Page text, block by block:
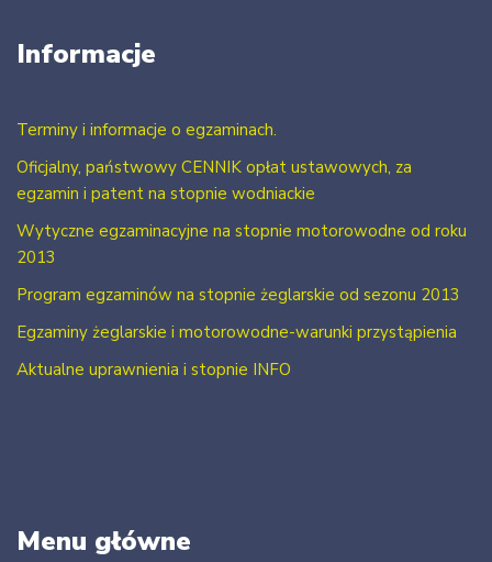
Informacje
Terminy i informacje o egzaminach.
Oficjalny, państwowy CENNIK opłat ustawowych, za
egzamin i patent na stopnie wodniackie
Wytyczne egzaminacyjne na stopnie motorowodne od roku
2013
Program egzaminów na stopnie żeglarskie od sezonu 2013
Egzaminy żeglarskie i motorowodne-warunki przystąpienia
Aktualne uprawnienia i stopnie INFO
Menu główne